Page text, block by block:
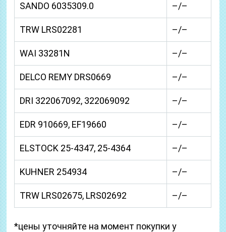
SANDO 6035309.0 –/–
TRW LRS02281 –/–
WAI 33281N –/–
DELCO REMY DRS0669 –/–
DRI 322067092, 322069092 –/–
EDR 910669, EF19660 –/–
ELSTOCK 25-4347, 25-4364 –/–
KUHNER 254934 –/–
TRW LRS02675, LRS02692 –/–
*цены уточняйте на момент покупки у